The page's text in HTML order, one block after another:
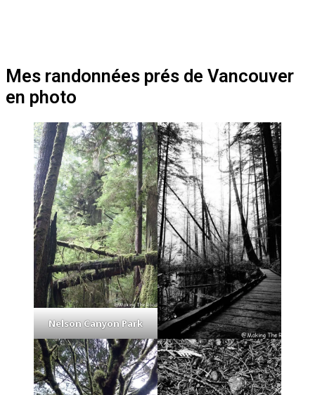
Mes randonnées prés de Vancouver
en photo
Nelson Canyon Park